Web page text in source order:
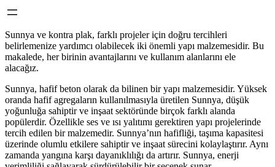
Sunnya ve kontra plak, farklı projeler için doğru tercihleri
belirlemenize yardımcı olabilecek iki önemli yapı malzemesidir. Bu
makalede, her birinin avantajlarını ve kullanım alanlarını ele
alacağız.
Sunnya, hafif beton olarak da bilinen bir yapı malzemesidir. Yüksek
oranda hafif agregaların kullanılmasıyla üretilen Sunnya, düşük
yoğunluğa sahiptir ve inşaat sektöründe birçok farklı alanda
popülerdir. Özellikle ses ve ısı yalıtımı gerektiren yapı projelerinde
tercih edilen bir malzemedir. Sunnya’nın hafifliği, taşıma kapasitesi
üzerinde olumlu etkilere sahiptir ve inşaat sürecini kolaylaştırır. Aynı
zamanda yangına karşı dayanıklılığı da artırır. Sunnya, enerji